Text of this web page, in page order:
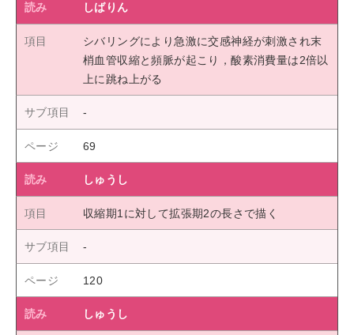
しばりん
シバリングにより急激に交感神経が刺激され末
梢血管収縮と頻脈が起こり，酸素消費量は2倍以
上に跳ね上がる
69
しゅうし
収縮期1に対して拡張期2の長さで描く
120
しゅうし